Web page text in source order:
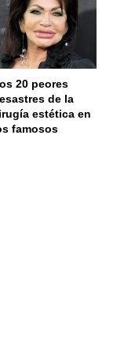
20 peores
de la
estética en
famosos